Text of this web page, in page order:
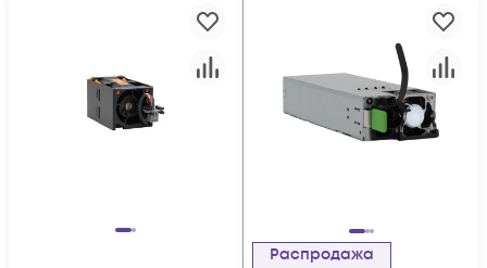
Распродажа